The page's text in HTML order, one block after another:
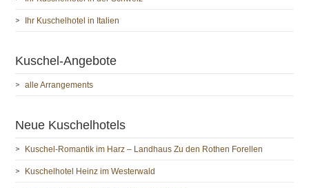
Ihr Kuschelhotel in Italien
Kuschel-Angebote
alle Arrangements
Neue Kuschelhotels
Kuschel-Romantik im Harz – Landhaus Zu den Rothen Forellen
Kuschelhotel Heinz im Westerwald